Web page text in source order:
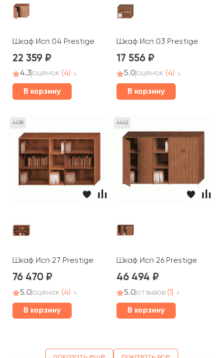
Шкаф Исп 04 Prestige
22 359
4.3оценок (4)
В корзину
Шкаф Исп 03 Prestige
17 556
5.0оценок (4)
В корзину
4438
Шкаф Исп 27 Prestige
76 470
5.0оценок (4)
В корзину
4442
Шкаф Исп 26 Prestige
46 494
5.0отзывов (1)
В корзину